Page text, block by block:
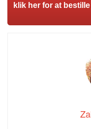
klik her for at